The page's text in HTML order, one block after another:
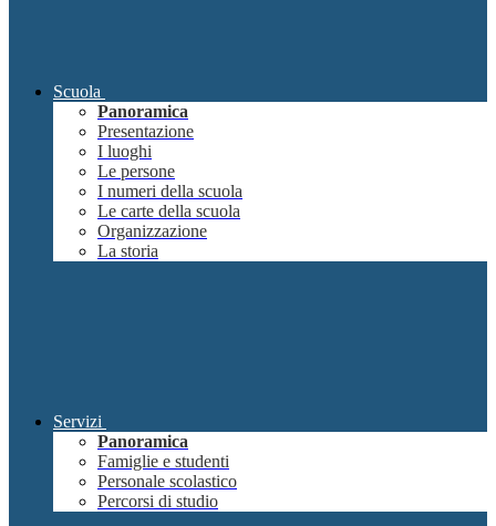
Scuola
Panoramica
Presentazione
I luoghi
Le persone
I numeri della scuola
Le carte della scuola
Organizzazione
La storia
Servizi
Panoramica
Famiglie e studenti
Personale scolastico
Percorsi di studio